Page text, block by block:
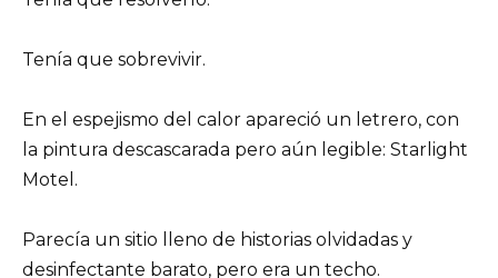
Tenía que sobrevivir.
En el espejismo del calor apareció un letrero, con
la pintura descascarada pero aún legible: Starlight
Motel.
Parecía un sitio lleno de historias olvidadas y
desinfectante barato, pero era un techo.